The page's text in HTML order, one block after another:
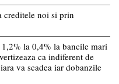
creditele noi si prin
la 0,4% la bancile mari
ca indiferent de
va scadea iar dobanzile